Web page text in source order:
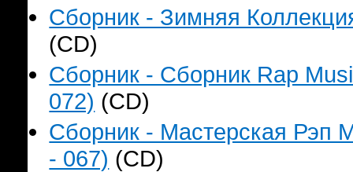
Сборник - Зимняя
(CD)
Сборник - Сборник Rap
072) (CD)
Сборник - Мастерская Рэп
- 067) (CD)